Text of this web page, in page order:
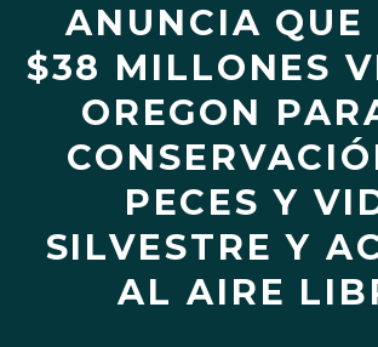
ANUNCIA QUE
$38 MILLONES
OREGON
PECES Y
SILVESTRE Y
AL AIRE